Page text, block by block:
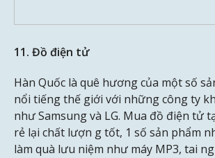
11. Đồ điện tử
Hàn Quốc là quê hương của một số
nổi tiếng thế giới với những công ty
như Samsung và LG. Mua đồ điện tử
rẻ lại chất lượn g tốt, 1 số sản phẩm
làm quà lưu niệm như máy MP3, tai